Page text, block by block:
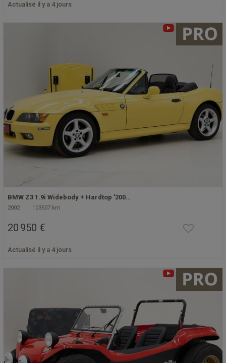
Actualisé il y a 4 jours
BMW Z3 1.9i Widebody + Hardtop '200…
2002 103507 km
20 950 €
Actualisé il y a 4 jours